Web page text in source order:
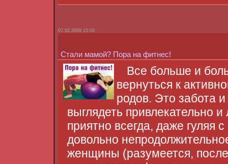
07.02.2009 15:03
Стали мамой? Пора на фитнес!
Все больше и
вернуться к
родов. Это забота
выглядеть привлекательно
приятно всегда, даже гуляя
довольно
женщины (разумеется, после